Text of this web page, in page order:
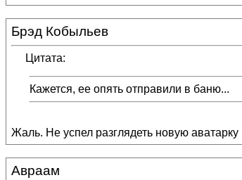
Брэд Кобыльев
Цитата:
Кажется, ее опять отправили в баню...
Жаль. Не успел разглядеть новую аватарку
Авраам